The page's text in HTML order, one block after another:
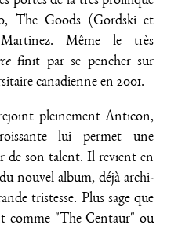
The Goods (Gordski et
Même le très
finit par se pencher sur
canadienne en 2001.
pleinement Anticon,
lui permet une
de son talent. Il revient en
nouvel album, déjà archi-
tristesse. Plus sage que
comme "The Centaur" ou